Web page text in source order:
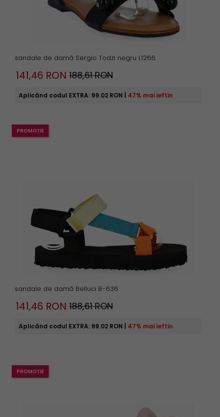
sandale de damă Sergio Todzi negru L1266
141,46 RON 188,61 RON
Aplicând codul EXTRA: 99.02 RON 47% mai ieftin
sandale de damă Belluci B-636
PROMOȚIE
141,46 RON 188,61 RON
Aplicând codul EXTRA: 99.02 RON 47% mai ieftin
PROMOȚIE